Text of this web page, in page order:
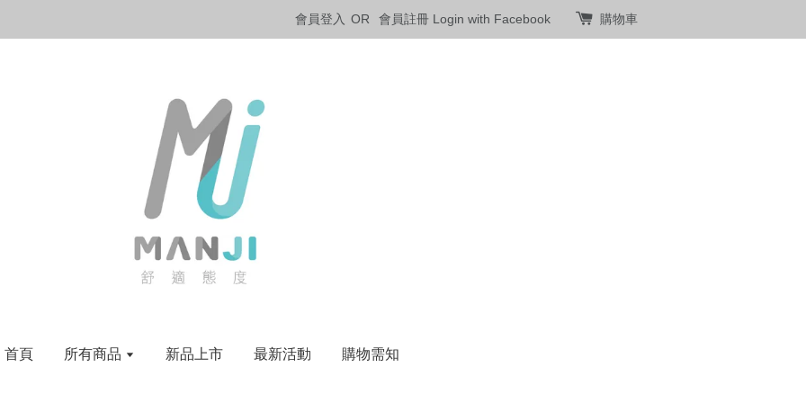
會員登入 OR 會員註冊 Login with Facebook 購物車
首頁 所有商品 新品上市 最新活動 購物需知